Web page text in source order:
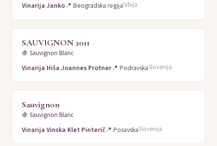
Vinarija Janko📍 Beogradska regijaSrbija
SAUVIGNON 2011
🍇 Sauvignon Blanc
Vinarija Hiša Joannes Protner📍 PodravskaSlovenija
Sauvignon
🍇 Sauvignon Blanc
Vinarija Vinska Klet Pinterič📍 PosavskaSlovenija